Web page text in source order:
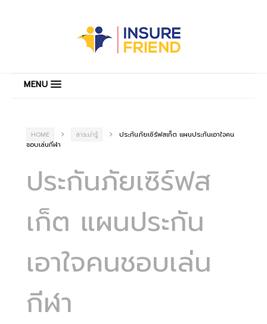
MENU
HOME สาระน่ารู้
ประกันภัยเซิร์ฟสเก็ต แผนประกันเอาใจคน
ชอบเล่นกีฬา
ประกันภัยเซิร์ฟส
เก็ต แผนประกัน
เอาใจคนชอบเล่น
กีฬา